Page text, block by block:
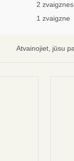
2 zvaigznes
1 zvaigzne
Atvainojiet, jūsu